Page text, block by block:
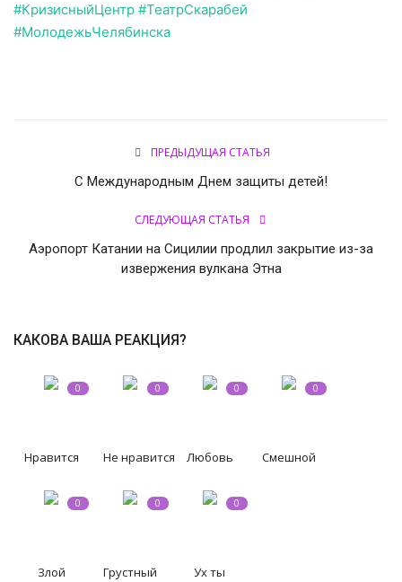
АНОНСЫ
НАУКА
#КризисныйЦентр #ТеатрСкарабей
#МолодежьЧелябинска
ПРЕДЫДУЩАЯ СТАТЬЯ
С Международным Днем защиты детей!
СЛЕДУЮЩАЯ СТАТЬЯ
Аэропорт Катании на Сицилии продлил закрытие из-за
извержения вулкана Этна
КАКОВА ВАША РЕАКЦИЯ?
0
Нравится
0
Не нравится
0
Любовь
0
Смешной
0
Злой
0
Грустный
0
Ух ты